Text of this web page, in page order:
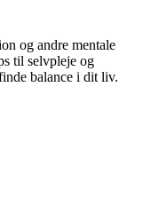
og andre mentale
til selvpleje og
balance i dit liv.